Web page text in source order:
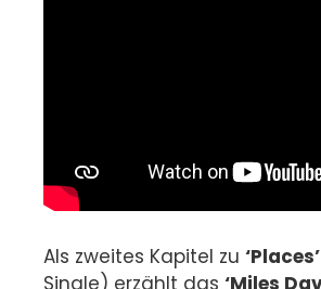
Als zweites Kapitel zu ‘Places’
Single) erzählt das ‘Miles